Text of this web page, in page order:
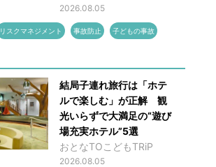
2026.08.05
リスクマネジメント 事故防止 子どもの事故
結局子連れ旅行は「ホテ
ルで楽しむ」が正解 観
光いらずで大満足の“遊び
場充実ホテル”5選
おとなTOこどもTRiP
2026.08.05